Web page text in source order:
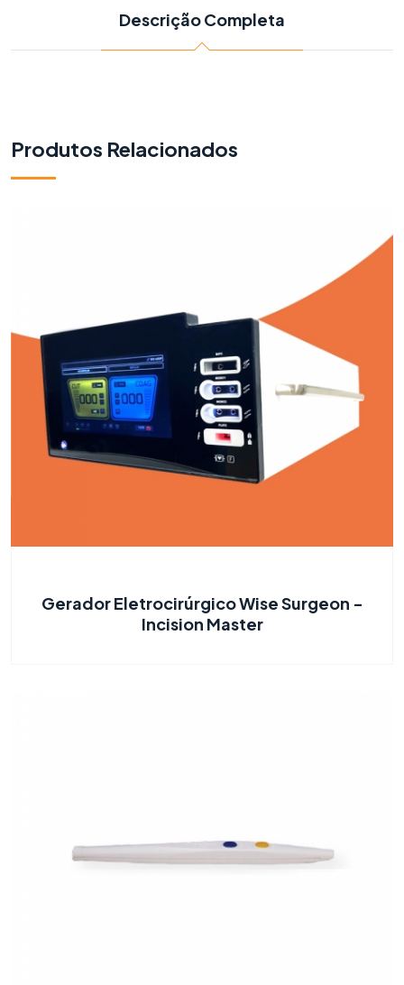
Descrição Completa
Produtos Relacionados
Gerador Eletrocirúrgico Wise Surgeon -
Incision Master